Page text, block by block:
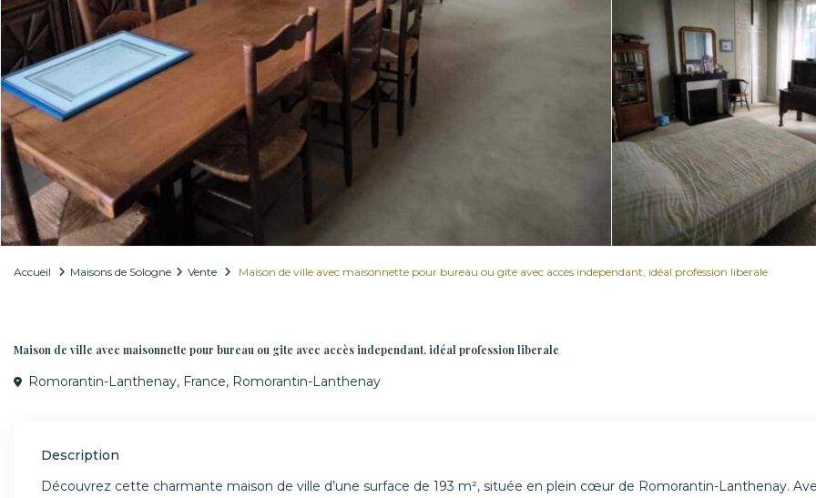
Accueil Maisons de Sologne Vente Maison de ville avec maisonnette pour bureau ou gite avec accès independant, idéal profession liberale
Maison de ville avec maisonnette pour bureau ou gite avec accès independant, idéal profession liberale
Romorantin-Lanthenay, France, Romorantin-Lanthenay
Description
Découvrez cette charmante maison de ville d’une surface de 193 m², située en plein cœur de Romorantin-Lanthenay.